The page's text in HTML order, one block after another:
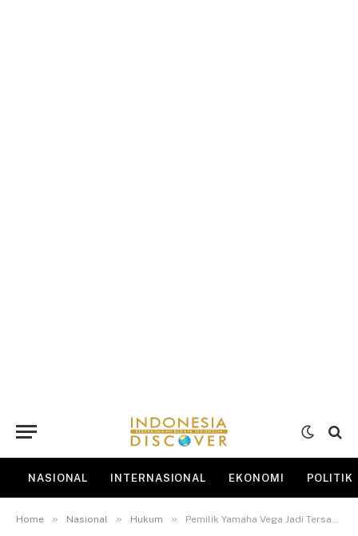
NASIONAL INTERNASIONAL EKONOMI POLITIK
Home » Nasional » Hukum » Pemilik Yamaha Vega Jadi Tersangka, Dedi Mulyadi Turun Tangan